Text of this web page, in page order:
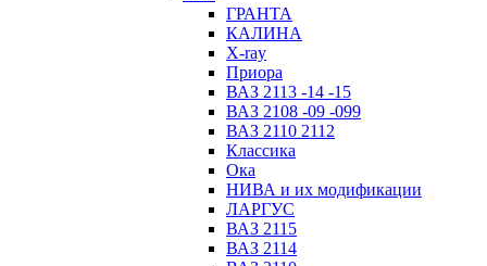
ГРАНТА
КАЛИНА
X-ray
Приора
ВАЗ 2113 -14 -15
ВАЗ 2108 -09 -099
ВАЗ 2110 2112
Классика
Ока
НИВА и их модификации
ЛАРГУС
ВАЗ 2115
ВАЗ 2114